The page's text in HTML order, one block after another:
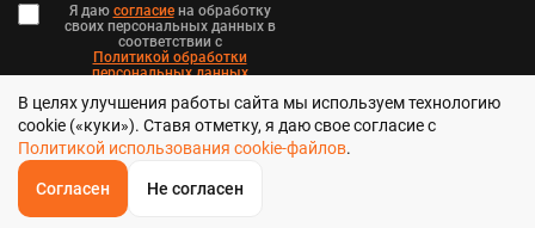
ОБРАТНЫЙЗВОНОК
Я даю согласиена обработку
своих персональных данных в
соответствии с
Политикой обработки
персональных данных
Пользовательским соглашением .
Стальтека - библиотека стальных решений в Хабаровске, 2026
Главная
В целях улучшения работы сайта мы используем технологию
cookie («куки»). Ставя отметку, я даю свое согласие с
Политикой использования cookie-файлов.
Согласен Не согласен